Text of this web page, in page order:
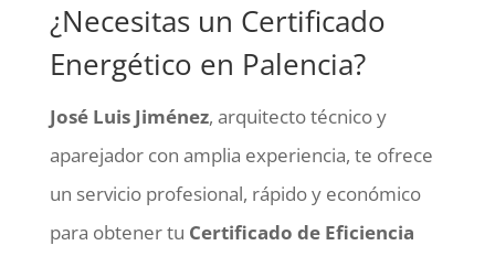
¿Necesitas un Certificado
Energético en Palencia?
José Luis Jiménez, arquitecto técnico y
aparejador con amplia experiencia, te ofrece
un servicio profesional, rápido y económico
para obtener tu Certificado de Eficiencia